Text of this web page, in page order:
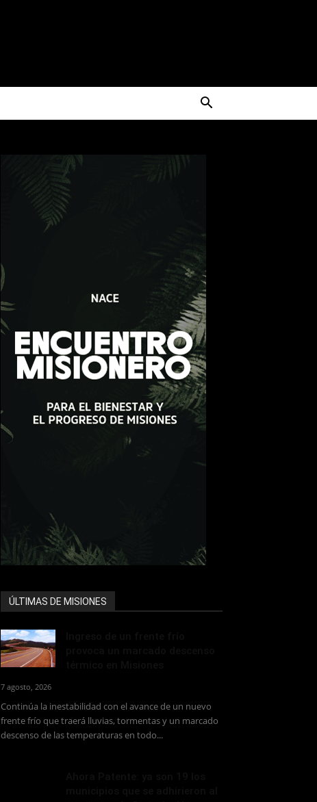
ÚLTIMAS DE MISIONES
7 agosto, 2026
Continúa la inestabilidad con el avance de un nuevo
frente frío que traerá lluvias, tormentas y un marcado
descenso de las temperaturas en todo...